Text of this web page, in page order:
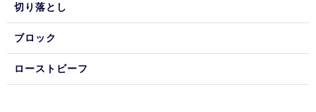
切り落とし
ブロック
ローストビーフ